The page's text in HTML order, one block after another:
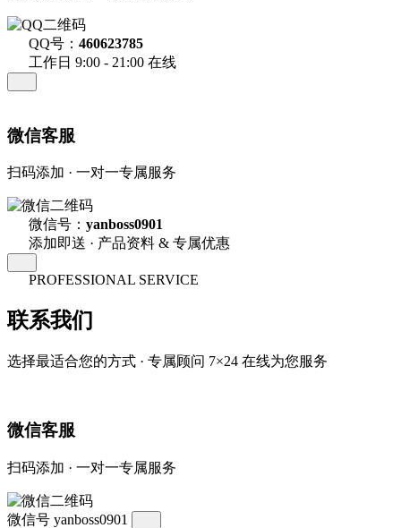
QQ号： 460623785
工作日 9:00 - 21:00 在线
微信客服
扫码添加 · 一对一专属服务
微信号： yanboss0901
添加即送 · 产品资料 & 专属优惠
PROFESSIONAL SERVICE
联系我们
选择最适合您的方式 · 专属顾问 7×24 在线为您服务
微信客服
扫码添加 · 一对一专属服务
微信号 yanboss0901